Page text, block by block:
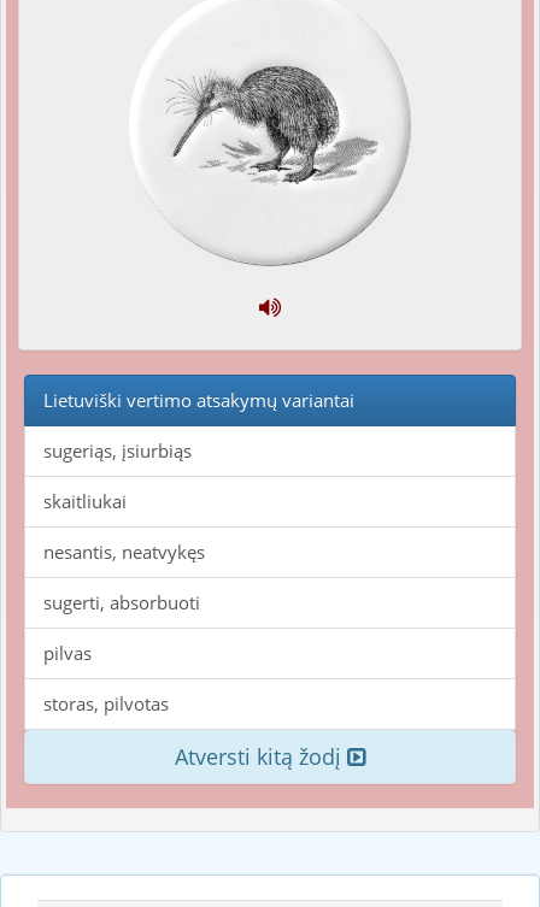
Lietuviški vertimo atsakymų variantai
sugeriąs, įsiurbiąs
skaitliukai
nesantis, neatvykęs
sugerti, absorbuoti
pilvas
storas, pilvotas
Atversti kitą žodį